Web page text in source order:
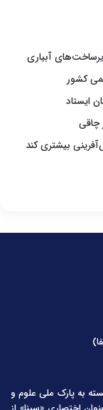
آبیاری
کشور
ایستاد
چاقی
بیشتری کند
به پارک ملی علوم و